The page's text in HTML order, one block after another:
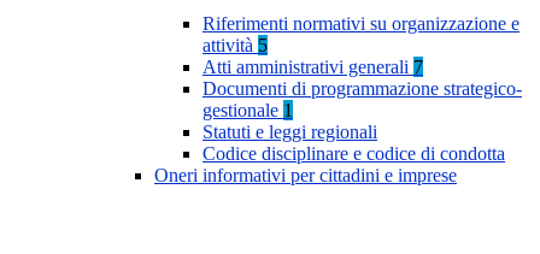
Riferimenti normativi su organizzazione e
attività 5
Atti amministrativi generali 7
Documenti di programmazione strategico-
gestionale 1
Statuti e leggi regionali
Codice disciplinare e codice di condotta
Oneri informativi per cittadini e imprese